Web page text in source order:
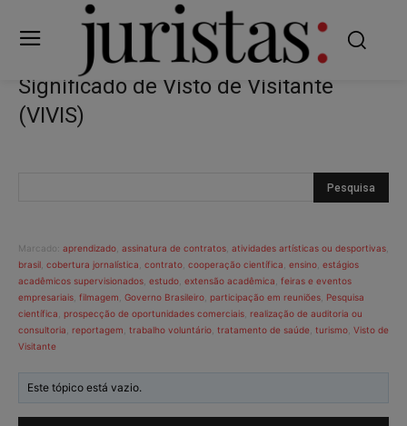
Significado de Visto de Visitante
(VIVIS)
Marcado: aprendizado assinatura de contratos atividades artísticas ou desportivas
brasil cobertura jornalística contrato cooperação científica ensino estágios
acadêmicos supervisionados estudo extensão acadêmica feiras e eventos
empresariais filmagem Governo Brasileiro participação em reuniões Pesquisa
científica
prospecção de oportunidades comerciais realização de auditoria ou
consultoria
reportagem trabalho voluntário tratamento de saúde turismo Visto de
Visitante
Este tópico está vazio.